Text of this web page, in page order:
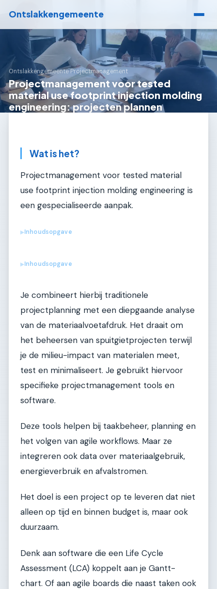
Ontslakkengemeente
Ontslakkengemeente›Projectmanagement
Projectmanagement voor tested
material use footprint injection molding
engineering: projecten plannen
Wat is het?
Projectmanagement voor tested material
use footprint injection molding engineering is
een gespecialiseerde aanpak.
▶Inhoudsopgave
▶Inhoudsopgave
Je combineert hierbij traditionele
projectplanning met een diepgaande analyse
van de materiaalvoetafdruk. Het draait om
het beheersen van spuitgietprojecten terwijl
je de milieu-impact van materialen meet,
test en minimaliseert. Je gebruikt hiervoor
specifieke projectmanagement tools en
software.
Deze tools helpen bij taakbeheer, planning en
het volgen van agile workflows. Maar ze
integreren ook data over materiaalgebruik,
energieverbruik en afvalstromen.
Het doel is een project op te leveren dat niet
alleen op tijd en binnen budget is, maar ook
duurzaam.
Denk aan software die een Life Cycle
Assessment (LCA) koppelt aan je Gantt-
chart. Of aan agile boards die naast taken ook